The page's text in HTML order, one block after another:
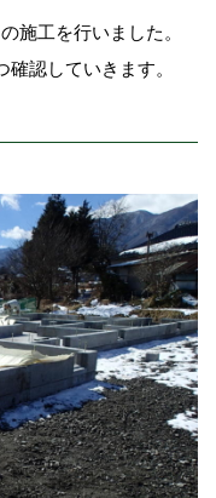
施工を行いました。
認していきます。